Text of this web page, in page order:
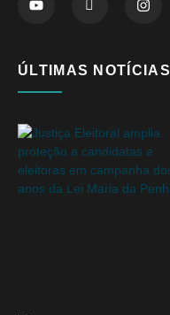
ÚLTIMAS NOTÍCIAS